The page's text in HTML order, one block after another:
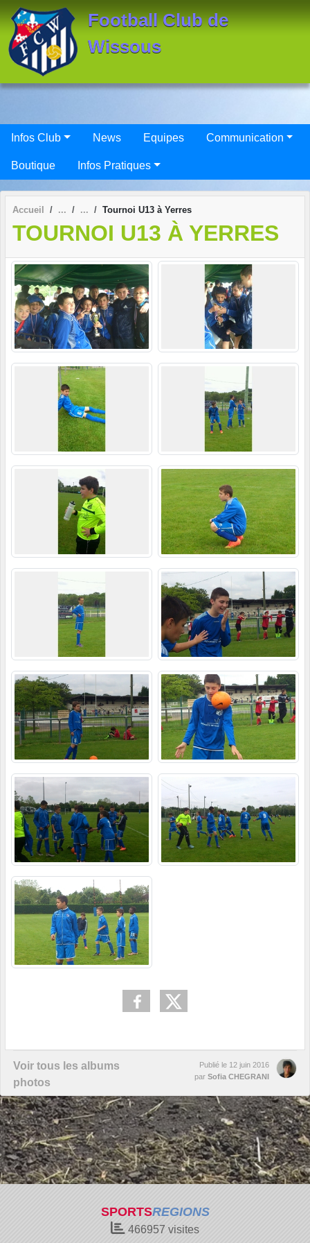
Football Club de
Wissous
Infos Club News Equipes Communication
Boutique Infos Pratiques
Accueil Tournoi U13 à Yerres
TOURNOI U13 À YERRES
Voir tous les albums
photos
Publié le 12 juin 2016
par Sofia CHEGRANI
SPORTSREGIONS
466957 visites
Panneau de gestion des cookies